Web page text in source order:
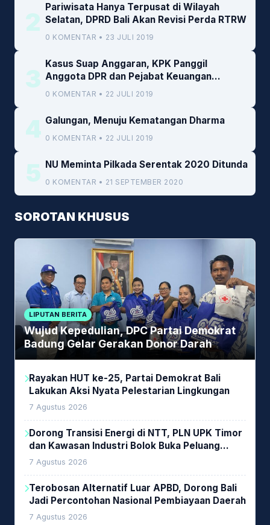
2
Pariwisata Hanya Terpusat di Wilayah
Selatan, DPRD Bali Akan Revisi Perda RTRW
0 KOMENTAR • 23 JULI 2019
3
Kasus Suap Anggaran, KPK Panggil
Anggota DPR dan Pejabat Keuangan
Kemenkeu
0 KOMENTAR • 22 JULI 2019
4 Galungan, Menuju Kematangan Dharma
0 KOMENTAR • 22 JULI 2019
5 NU Meminta Pilkada Serentak 2020 Ditunda
0 KOMENTAR • 21 SEPTEMBER 2020
SOROTAN KHUSUS
LIPUTAN BERITA
Wujud Kepedulian, DPC Partai Demokrat
Badung Gelar Gerakan Donor Darah
Rayakan HUT ke-25, Partai Demokrat Bali
Lakukan Aksi Nyata Pelestarian Lingkungan
7 Agustus 2026
Dorong Transisi Energi di NTT, PLN UPK Timor
dan Kawasan Industri Bolok Buka Peluang
Investasi Woodchip untuk Cofiring PLTU Bolok
7 Agustus 2026
Terobosan Alternatif Luar APBD, Dorong Bali
Jadi Percontohan Nasional Pembiayaan Daerah
7 Agustus 2026